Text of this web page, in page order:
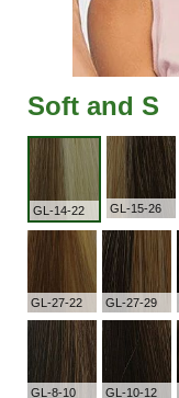
Soft and S
GL-14-22 GL-15-26
GL-27-22 GL-27-29
GL-8-10 GL-10-12